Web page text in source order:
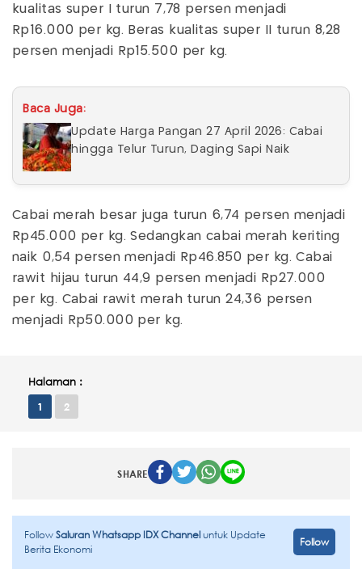
kualitas super I turun 7,78 persen menjadi
Rp16.000 per kg. Beras kualitas super II turun 8,28
persen menjadi Rp15.500 per kg.
Baca Juga:
Update Harga Pangan 27 April 2026: Cabai
hingga Telur Turun, Daging Sapi Naik
Cabai merah besar juga turun 6,74 persen menjadi
Rp45.000 per kg. Sedangkan cabai merah keriting
naik 0,54 persen menjadi Rp46.850 per kg. Cabai
rawit hijau turun 44,9 persen menjadi Rp27.000
per kg. Cabai rawit merah turun 24,36 persen
menjadi Rp50.000 per kg.
Halaman :
1 2
SHARE
FollowSaluran Whatsapp IDX Channeluntuk Update
Berita Ekonomi
Follow